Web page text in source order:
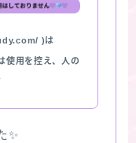
)は
使用を控え、人の
✨